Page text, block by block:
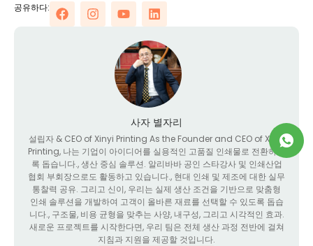
공유하다:
사자 별자리
설립자 & CEO of Xinyi Printing As the Founder and CEO of Xinyi
Printing, 나는 기업이 아이디어를 실용적인 고품질 인쇄물로 전환하도
록 돕습니다., 생산 중심 솔루션. 알리바바 공인 스타강사 및 인쇄산업
협회 부회장으로도 활동하고 있습니다., 현대 인쇄 및 제조에 대한 실무
통찰력 공유. 그리고 신이, 우리는 실제 생산 조건을 기반으로 맞춤형
인쇄 솔루션을 개발하여 고객이 올바른 재료를 선택할 수 있도록 돕습
니다., 구조물, 비용 균형을 맞추는 사양, 내구성, 그리고 시각적인 효과.
새로운 프로젝트를 시작한다면, 우리 팀은 전체 생산 과정 전반에 걸쳐
지침과 지원을 제공할 것입니다.